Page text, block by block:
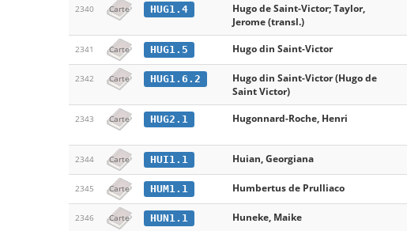
2340 Carte HUG1.4
Hugo de Saint-Victor; Taylor,
Jerome (transl.)
2341 Carte HUG1.5 Hugo din Saint-Victor
2342 Carte HUG1.6.2
Hugo din Saint-Victor (Hugo de
Saint Victor)
2343 Carte HUG2.1 Hugonnard-Roche, Henri
2344 Carte HUI1.1 Huian, Georgiana
2345 Carte HUM1.1 Humbertus de Prulliaco
2346 Carte HUN1.1 Huneke, Maike